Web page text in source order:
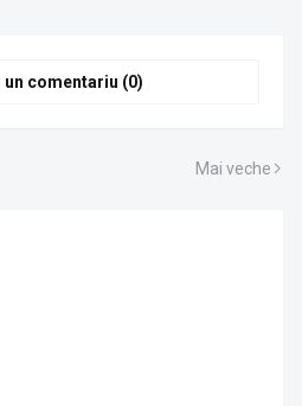
comentariu (0)
Mai veche